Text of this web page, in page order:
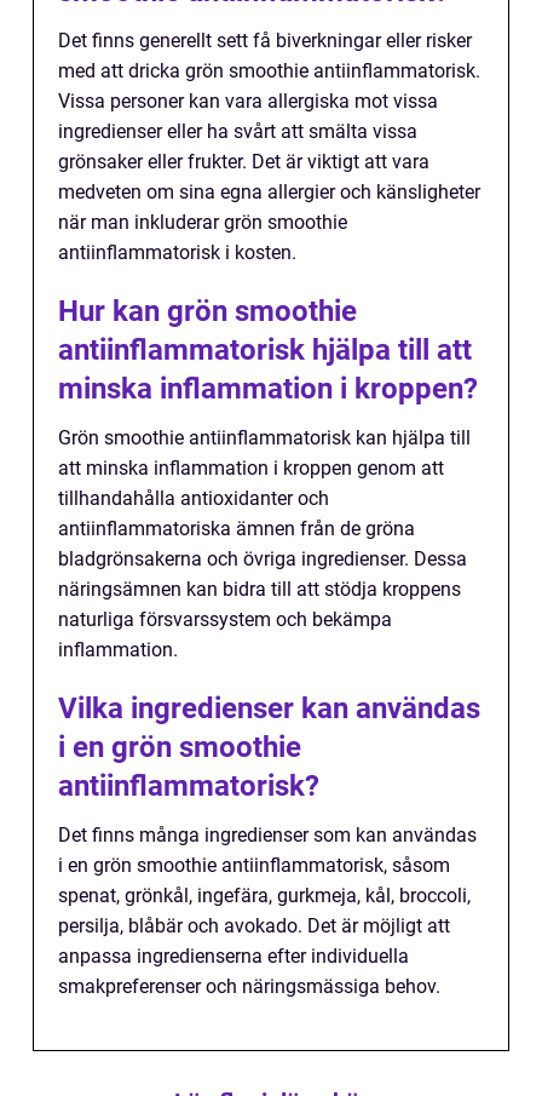
Det finns generellt sett få biverkningar eller risker
med att dricka grön smoothie antiinflammatorisk.
Vissa personer kan vara allergiska mot vissa
ingredienser eller ha svårt att smälta vissa
grönsaker eller frukter. Det är viktigt att vara
medveten om sina egna allergier och känsligheter
när man inkluderar grön smoothie
antiinflammatorisk i kosten.
Hur kan grön smoothie
antiinflammatorisk hjälpa till att
minska inflammation i kroppen?
Grön smoothie antiinflammatorisk kan hjälpa till
att minska inflammation i kroppen genom att
tillhandahålla antioxidanter och
antiinflammatoriska ämnen från de gröna
bladgrönsakerna och övriga ingredienser. Dessa
näringsämnen kan bidra till att stödja kroppens
naturliga försvarssystem och bekämpa
inflammation.
Vilka ingredienser kan användas
i en grön smoothie
antiinflammatorisk?
Det finns många ingredienser som kan användas
i en grön smoothie antiinflammatorisk, såsom
spenat, grönkål, ingefära, gurkmeja, kål, broccoli,
persilja, blåbär och avokado. Det är möjligt att
anpassa ingredienserna efter individuella
smakpreferenser och näringsmässiga behov.